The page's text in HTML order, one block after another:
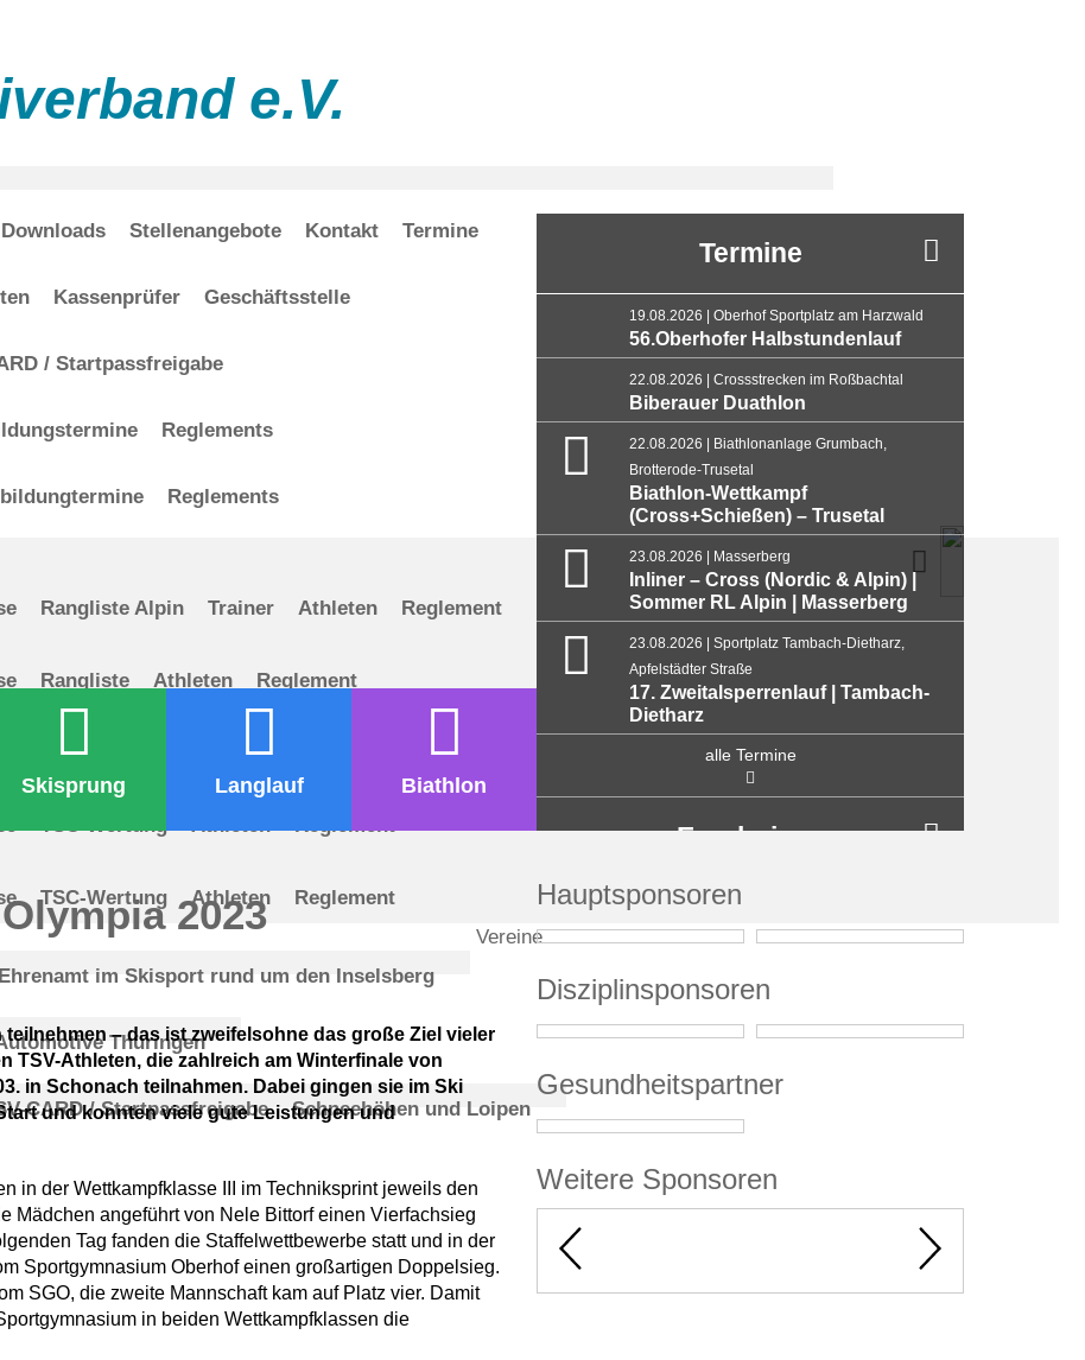
e.V.
Downloads Stellenangebote Kontakt
Termine
Kassenprüfer
Geschäftsstelle
/ Startpassfreigabe
Reglements
Reglements
Rangliste Alpin Trainer Athleten Reglement
Rangliste Athleten Reglement
Rangliste Reglement Informationen
TSC-Wertung Athleten Reglement
TSC-Wertung Athleten
Reglement
Ehrenamt im Skisport rund um den Inselsberg
Vereine
Thüringen
CARD / Startpassfreigabe Schneehöhen und Loipen
Skisprung Langlauf Biathlon
Termine
19.08.2026 | Oberhof Sportplatz am Harzwald
56.Oberhofer Halbstundenlauf
22.08.2026 | Crossstrecken im Roßbachtal
Biberauer Duathlon
22.08.2026 | Biathlonanlage Grumbach,
Brotterode-Trusetal
Biathlon-Wettkampf
(Cross+Schießen) – Trusetal
23.08.2026 | Masserberg
Inliner – Cross (Nordic & Alpin) |
Sommer RL Alpin | Masserberg
23.08.2026 | Sportplatz Tambach-Dietharz,
Apfelstädter Straße
17. Zweitalsperrenlauf | Tambach-
Dietharz
alle Termine
Ergebnisse
2023
– das ist zweifelsohne das große Ziel vieler
TSV-Athleten, die zahlreich am Winterfinale von
in Schonach teilnahmen. Dabei gingen sie im Ski
und konnten viele gute Leistungen und
in der Wettkampfklasse III im Techniksprint jeweils den
Mädchen angeführt von Nele Bittorf einen Vierfachsieg
Tag fanden die Staffelwettbewerbe statt und in der
Sportgymnasium Oberhof einen großartigen Doppelsieg.
SGO, die zweite Mannschaft kam auf Platz vier. Damit
in beiden Wettkampfklassen die
Hauptsponsoren
Disziplinsponsoren
Gesundheitspartner
Weitere Sponsoren